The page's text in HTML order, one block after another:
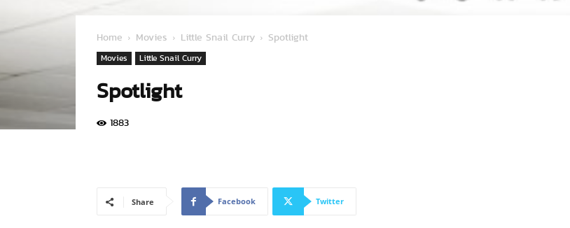
Home Movies Little Snail Curry Spotlight
Movies Little Snail Curry
Spotlight
1883
Share Facebook Twitter